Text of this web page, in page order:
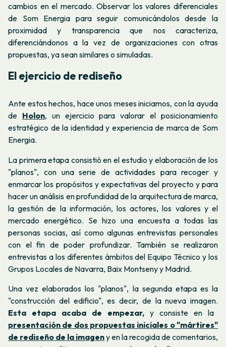
cambios en el mercado. Observar los valores diferenciales
de Som Energia para seguir comunicándolos desde la
proximidad y transparencia que nos caracteriza,
diferenciándonos a la vez de organizaciones con otras
propuestas, ya sean similares o simuladas.
El ejercicio de rediseño
Ante estos hechos, hace unos meses iniciamos, con la ayuda
de Holon, un ejercicio para valorar el posicionamiento
estratégico de la identidad y experiencia de marca de Som
Energia.
La primera etapa consistió en el estudio y elaboración de los
"planos", con una serie de actividades para recoger y
enmarcar los propósitos y expectativas del proyecto y para
hacer un análisis en profundidad de la arquitectura de marca,
la gestión de la información, los actores, los valores y el
mercado energético. Se hizo una encuesta a todas las
personas socias, así como algunas entrevistas personales
con el fin de poder profundizar. También se realizaron
entrevistas a los diferentes ámbitos del Equipo Técnico y los
Grupos Locales de Navarra, Baix Montseny y Madrid.
Una vez elaborados los "planos", la segunda etapa es la
"construcción del edificio", es decir, de la nueva imagen.
Esta etapa acaba de empezar, y consiste en la
presentación de dos propuestas iniciales o "mártires"
de rediseño de la imageny en la recogida de comentarios,